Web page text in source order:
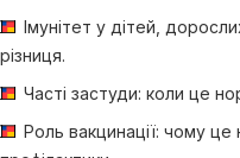
Імунітет у дітей,
різниця.
Часті застуди: коли це
Роль вакцинації: чому